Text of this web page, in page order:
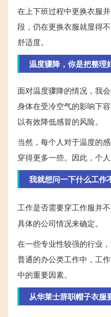
在上下班过程中更换衣服
段，仍在更换衣服就显得
舒适度。
温度骤降，你是把整理
面对温度骤降的情况，我
身体在受冷空气的影响下
以有效降低感冒的风险。
当然，每个人对于温度的
穿得更多一些。因此，个
我就想问一下什么工作
工作是否需要穿工作服并
具体的公司情况来确定。
在一些专业性较强的行业
普通的办公类工作中，工
中的重要因素。
从华莱士辞职帽子衣服